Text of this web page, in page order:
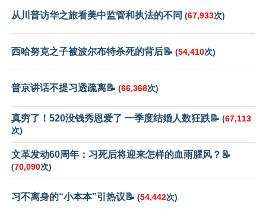
从川普访华之旅看美中监管和执法的不同 (67,933次)
西哈努克之子被波尔布特杀死的背后📝 (54,410次)
普京讲话不提习透疏离📝 (66,368次)
真穷了！520没钱秀恩爱了 一季度结婚人数狂跌📝 (67,113
次)
文革发动60周年：习死后将迎来怎样的血雨腥风？📝
(70,090次)
习不离身的“小本本”引热议📝 (54,442次)